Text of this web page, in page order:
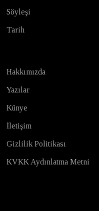
Söyleşi
Tarih
Hakkımızda
Yazılar
Künye
İletişim
Gizlilik Politikası
KVKK Aydınlatma Metni